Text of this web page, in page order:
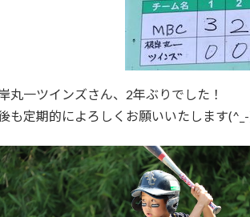
丸一ツインズさん、2年ぶりでした！
も定期的によろしくお願いいたします